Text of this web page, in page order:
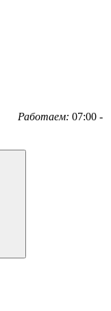
Работаем: 07:00 -